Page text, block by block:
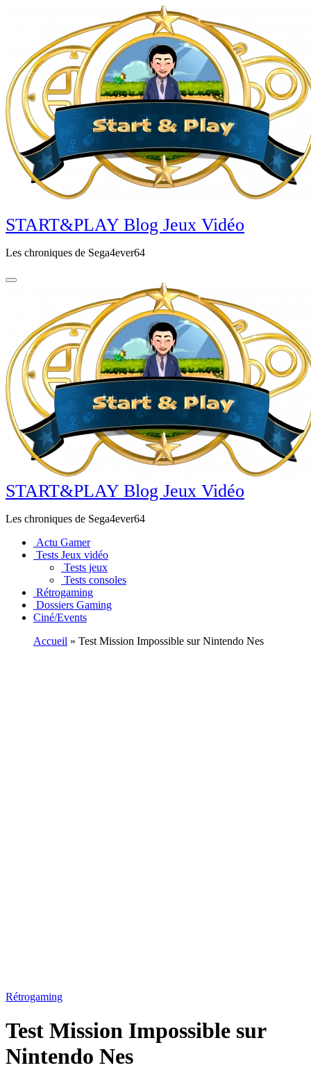
principal
START&PLAY Blog Jeux Vidéo
Les chroniques de Sega4ever64
START&PLAY Blog Jeux Vidéo
Les chroniques de Sega4ever64
Actu Gamer
Tests Jeux vidéo
Tests jeux
Tests consoles
Rétrogaming
Dossiers Gaming
Ciné/Events
Accueil » Test Mission Impossible sur Nintendo Nes
Rétrogaming
Test Mission Impossible sur
Nintendo Nes